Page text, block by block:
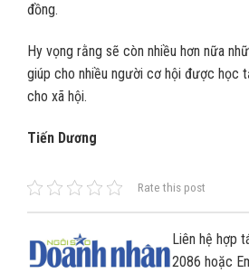
đồng.
Hy vọng rằng sẽ còn nhiều hơn nữa
giúp cho nhiều người cơ hội được học
cho xã hội.
Tiến Dương
Rate this post
Liên hệ hợp
2086 hoặc